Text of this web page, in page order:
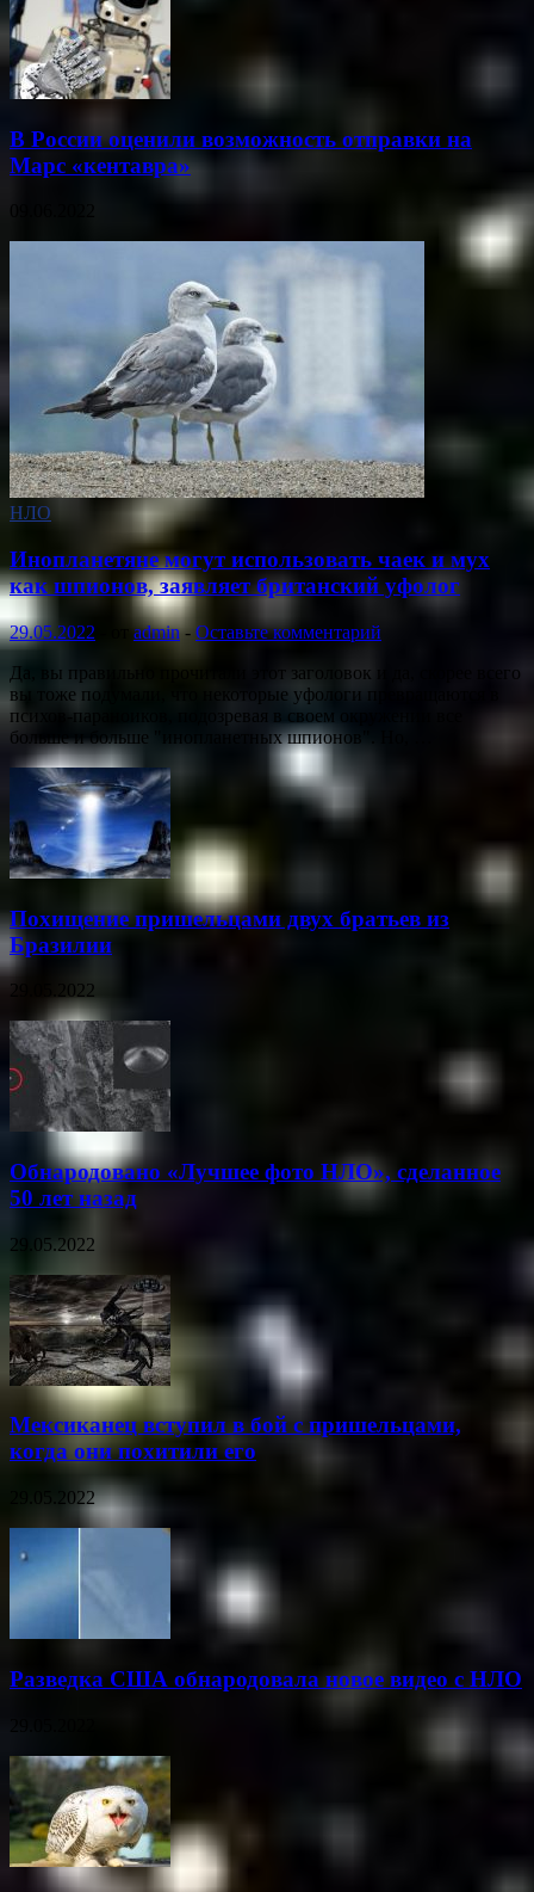
В России оценили возможность отправки на
Марс «кентавра»
НЛО
Инопланетяне могут использовать чаек и мух
как шпионов, заявляет британский уфолог
29.05.2022 admin- Оставьте комментарий
Да, вы правильно прочитали этот заголовок и да, скорее всего
вы тоже подумали, что некоторые уфологи превращаются в
психов-параноиков, подозревая в своем окружении все
больше и больше "инопланетных шпионов". Но, …
Похищение пришельцами двух братьев из
Бразилии
29.05.2022
Обнародовано «Лучшее фото НЛО», сделанное
50 лет назад
29.05.2022
Мексиканец вступил в бой с пришельцами,
когда они похитили его
29.05.2022
Разведка США обнародовала новое видео с НЛО